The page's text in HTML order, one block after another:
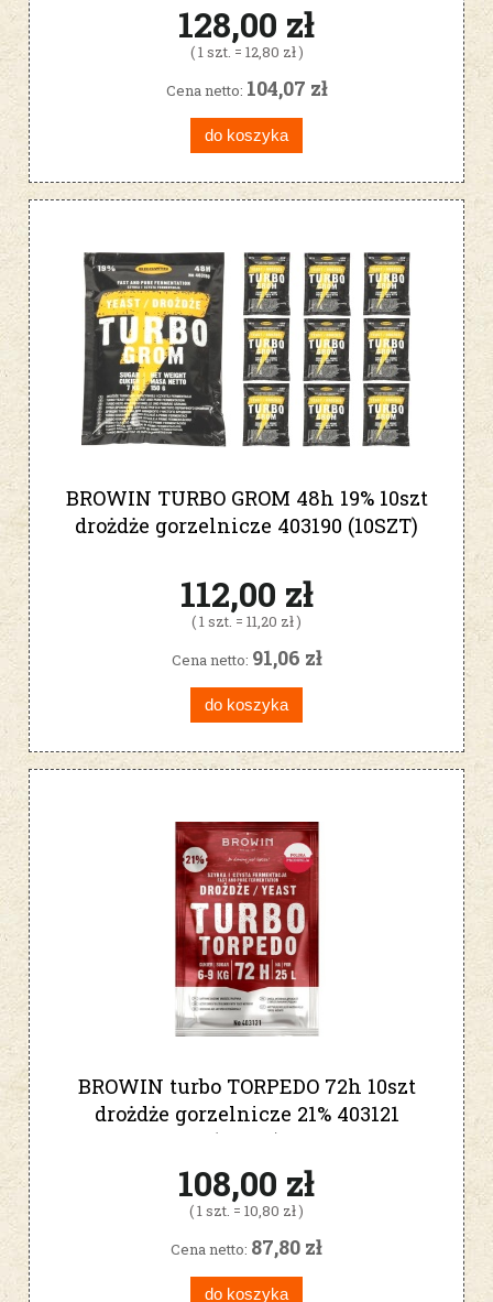
128,00 zł
( 1 szt. = 12,80 zł )
Cena netto: 104,07 zł
do koszyka
BROWIN TURBO GROM 48h 19% 10szt
drożdże gorzelnicze 403190 (10SZT)
112,00 zł
( 1 szt. = 11,20 zł )
Cena netto: 91,06 zł
do koszyka
BROWIN turbo TORPEDO 72h 10szt
drożdże gorzelnicze 21% 403121
(10SZT)
108,00 zł
( 1 szt. = 10,80 zł )
Cena netto: 87,80 zł
do koszyka